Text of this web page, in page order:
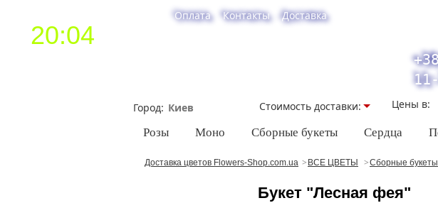
20:04
Оплата Контакты Доставка
Город Стоимость доставки: Цены в:
Розы Моно Сборные букеты Сердца
Доставка цветов Flowers-Shop.com.ua ВСЕ ЦВЕТЫ Сборные букеты
Букет "Лесная фея"